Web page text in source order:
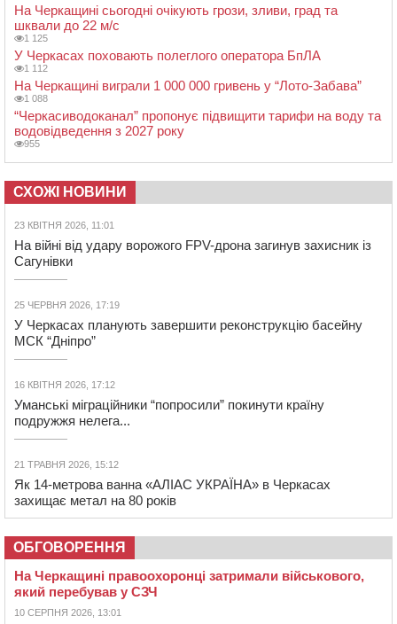
На Черкащині сьогодні очікують грози, зливи, град та
шквали до 22 м/с
1 125
У Черкасах поховають полеглого оператора БпЛА
1 112
На Черкащині виграли 1 000 000 гривень у “Лото-Забава”
1 088
“Черкасиводоканал” пропонує підвищити тарифи на воду та
водовідведення з 2027 року
955
СХОЖІ НОВИНИ
23 КВІТНЯ 2026, 11:01
На війні від удару ворожого FPV-дрона загинув захисник із
Сагунівки
25 ЧЕРВНЯ 2026, 17:19
У Черкасах планують завершити реконструкцію басейну
МСК “Дніпро”
16 КВІТНЯ 2026, 17:12
Уманські міграційники “попросили” покинути країну
подружжя нелега...
21 ТРАВНЯ 2026, 15:12
Як 14-метрова ванна «АЛІАС УКРАЇНА» в Черкасах
захищає метал на 80 років
ОБГОВОРЕННЯ
На Черкащині правоохоронці затримали військового,
який перебував у СЗЧ
10 СЕРПНЯ 2026, 13:01